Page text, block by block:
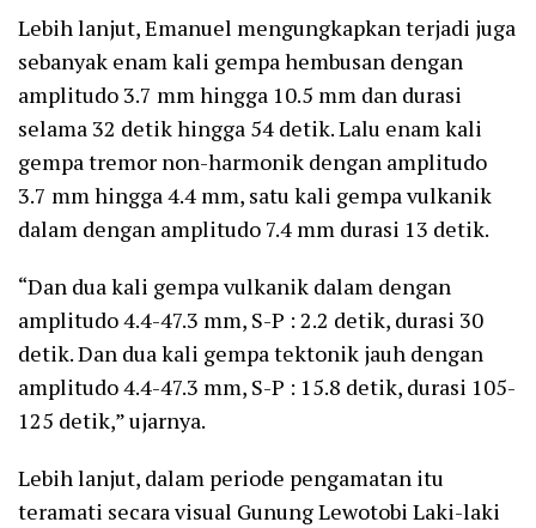
Lebih lanjut, Emanuel mengungkapkan terjadi juga
sebanyak enam kali gempa hembusan dengan
amplitudo 3.7 mm hingga 10.5 mm dan durasi
selama 32 detik hingga 54 detik. Lalu enam kali
gempa tremor non-harmonik dengan amplitudo
3.7 mm hingga 4.4 mm, satu kali gempa vulkanik
dalam dengan amplitudo 7.4 mm durasi 13 detik.
“Dan dua kali gempa vulkanik dalam dengan
amplitudo 4.4-47.3 mm, S-P : 2.2 detik, durasi 30
detik. Dan dua kali gempa tektonik jauh dengan
amplitudo 4.4-47.3 mm, S-P : 15.8 detik, durasi 105-
125 detik,” ujarnya.
Lebih lanjut, dalam periode pengamatan itu
teramati secara visual Gunung Lewotobi Laki-laki